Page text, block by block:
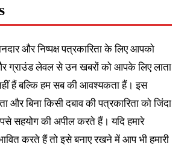
और निष्पक्ष पत्रकारिता के लिए आपको
ग्राउंड लेवल से उन खबरों को आपके लिए लाता
हैं बल्कि हम सब की आवश्यकता हैं। इस
और बिना किसी दबाव की पत्रकारिता को जिंदा
सहयोग की अपील करते हैं। यदि हमारे
करते हैं तो इसे बनाए रखने में आप भी हमारी